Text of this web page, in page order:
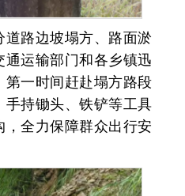
道路边坡塌方、路面淤
运输部门和各乡镇迅
一时间赶赴塌方路段
持锄头、铁铲等工具
全力保障群众出行安